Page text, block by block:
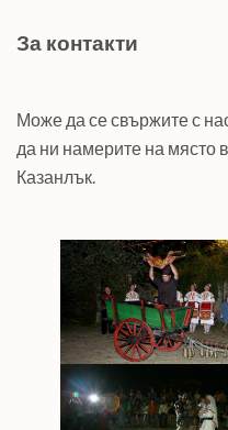
За контакти
Може да се свържите с
да ни намерите на място
Казанлък.